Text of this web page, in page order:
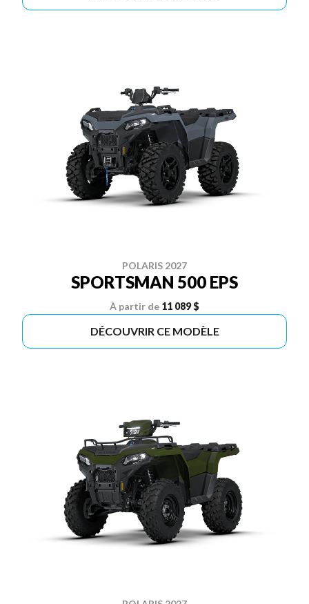
POLARIS 2027
SPORTSMAN 500 EPS
À partir de 11 089 $
DÉCOUVRIR CE MODÈLE